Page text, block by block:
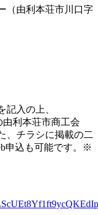
（由利本荘市川口字
記入の上、
由利本荘市商工会
、チラシに掲載の二
申込も可能です。※